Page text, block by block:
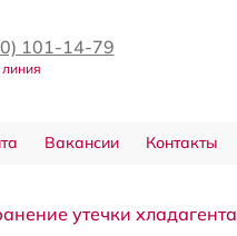
101-14-79
Вакансии Контакты
утечки хладагента